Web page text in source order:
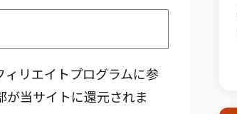
ィリエイトプログラムに参
当サイトに還元されま